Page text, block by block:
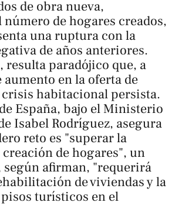
de obra nueva,
número de hogares creados,
una ruptura con la
de años anteriores.
resulta paradójico que, a
aumento en la oferta de
habitacional persista.
España, bajo el Ministerio
Isabel Rodríguez, asegura
reto es "superar la
de hogares", un
según afirman, "requerirá
de viviendas y la
turísticos en el